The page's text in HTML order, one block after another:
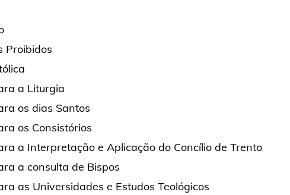
Proibidos
a Liturgia
os dias Santos
os Consistórios
a Interpretação e Aplicação do Concílio de Trento
a consulta de Bispos
as Universidades e Estudos Teológicos